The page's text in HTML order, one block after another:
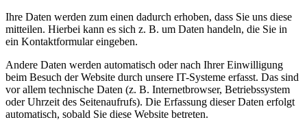
Ihre Daten werden zum einen dadurch erhoben, dass Sie uns diese
mitteilen. Hierbei kann es sich z. B. um Daten handeln, die Sie in
ein Kontaktformular eingeben.
Andere Daten werden automatisch oder nach Ihrer Einwilligung
beim Besuch der Website durch unsere IT-Systeme erfasst. Das sind
vor allem technische Daten (z. B. Internetbrowser, Betriebssystem
oder Uhrzeit des Seitenaufrufs). Die Erfassung dieser Daten erfolgt
automatisch, sobald Sie diese Website betreten.